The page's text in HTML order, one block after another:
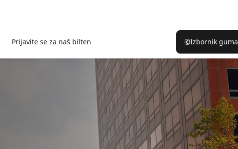
Prijavite se za naš bilten Izbornik guma